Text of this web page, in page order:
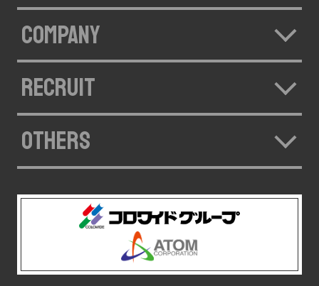
COMPANY
RECRUIT
OTHERS